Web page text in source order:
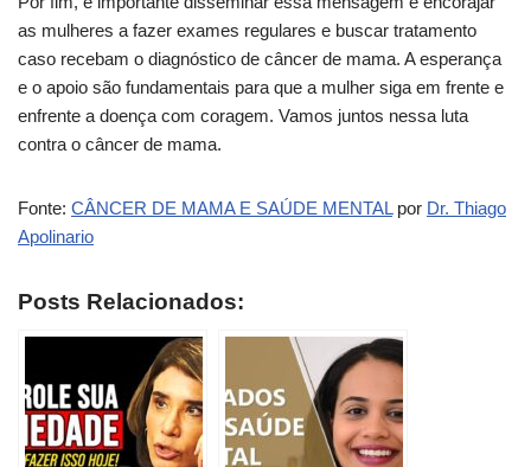
as mulheres a fazer exames regulares e buscar tratamento
caso recebam o diagnóstico de câncer de mama. A esperança
e o apoio são fundamentais para que a mulher siga em frente e
enfrente a doença com coragem. Vamos juntos nessa luta
contra o câncer de mama.
Fonte: CÂNCER DE MAMA E SAÚDE MENTALpor Dr. Thiago
Apolinario
Posts Relacionados: